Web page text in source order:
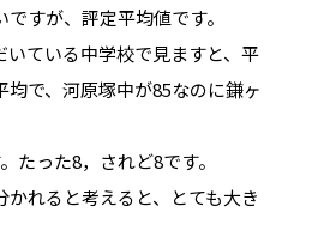
すが、評定平均値です。
いている中学校で見ますと、平
均で、河原塚中が85なのに鎌ヶ
たった8，されど8です。
かれると考えると、とても大き